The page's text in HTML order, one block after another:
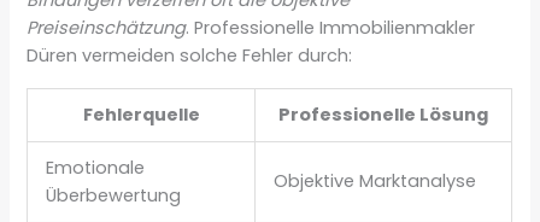
Preiseinschätzung. Professionelle Immobilienmakler
Düren vermeiden solche Fehler durch:
Fehlerquelle Professionelle Lösung
Emotionale
Überbewertung
Objektive Marktanalyse